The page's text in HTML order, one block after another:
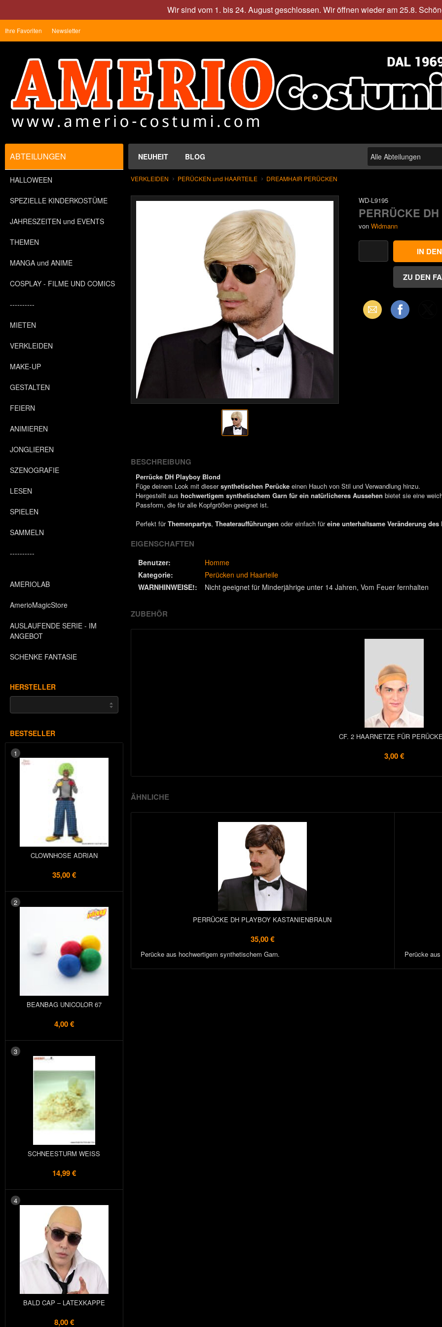
Wir sind vom 1. bis 24. August geschlossen. Wir öffnen wieder am 25.8.
Ihre Favoriten Newsletter
NEUHEIT BLOG
ABTEILUNGEN
HALLOWEEN
SPEZIELLE KINDERKOSTÜME
JAHRESZEITEN und EVENTS
THEMEN
MANGA und ANIME
COSPLAY - FILME UND COMICS
----------
MIETEN
VERKLEIDEN
MAKE-UP
GESTALTEN
FEIERN
ANIMIEREN
JONGLIEREN
SZENOGRAFIE
LESEN
SPIELEN
SAMMELN
----------
AMERIOLAB
AmerioMagicStore
AUSLAUFENDE SERIE - IM
ANGEBOT
SCHENKE FANTASIE
HERSTELLER
BESTSELLER
1
CLOWNHOSE ADRIAN
35,00 €
2
BEANBAG UNICOLOR 67
4,00 €
3
SCHNEESTURM WEISS
14,99 €
4
BALD CAP – LATEXKAPPE
8,00 €
VERKLEIDEN PERÜCKEN und HAARTEILE DREAMHAIR PERÜCKEN
WD-L9195
PERRÜCKE
von Widmann
Email Facebook
BESCHREIBUNG
Perrücke DH Playboy Blond
Füge deinem Look mit diesersynthetischen Perücke einen Hauch von Stil und Verwandlung hinzu.
Hergestellt aus hochwertigem synthetischem Garn für ein natürlicheres Aussehen bietet sie eine
Passform, die für alle Kopfgrößen geeignet ist.
Perfekt fürThemenpartys, Theateraufführungen oder einfach füreine unterhaltsame Veränderung des
EIGENSCHAFTEN
Benutzer:
Homme
Kategorie:
Perücken und Haarteile
WARNHINWEISE!:
Nicht geeignet für Minderjährige unter 14 Jahren Vom Feuer fernhalten
ZUBEHÖR
CF. 2 HAARNETZE FÜR
3,00 €
ÄHNLICHE
PERRÜCKE DH PLAYBOY KASTANIENBRAUN
35,00 €
Perücke aus hochwertigem synthetischem Garn. Perücke